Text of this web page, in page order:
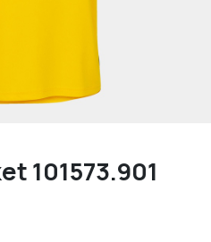
101573.901